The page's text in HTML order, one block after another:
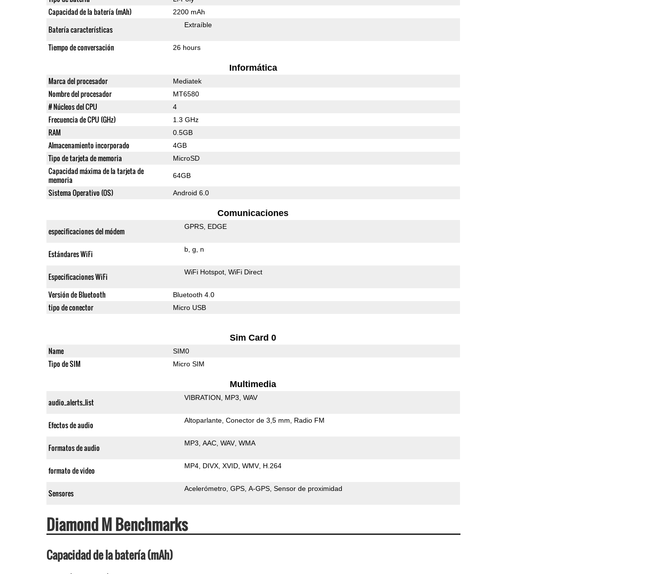
Capacidad de la batería (mAh) 2200 mAh
Batería características Extraíble
Tiempo de conversación 26 hours
Informática
Marca del procesador Mediatek
Nombre del procesador MT6580
# Núcleos del CPU 4
Frecuencia de CPU (GHz) 1.3 GHz
RAM 0.5GB
Almacenamiento incorporado 4GB
Tipo de tarjeta de memoria MicroSD
Capacidad máxima de la tarjeta de
memoria
64GB
Sistema Operativo (OS) Android 6.0
Comunicaciones
especificaciones del módem GPRS EDGE
Estándares WiFi b g n
Especificaciones WiFi WiFi Hotspot WiFi Direct
Versión de Bluetooth Bluetooth 4.0
tipo de conector Micro USB
Sim Card 0
Name SIM0
Tipo de SIM Micro SIM
Multimedia
audio_alerts_list VIBRATION MP3 WAV
Efectos de audio Altoparlante Conector de 3,5 mm Radio FM
Formatos de audio MP3 AAC WAV WMA
formato de video MP4 DIVX XVID WMV H.264
Sensores Acelerómetro GPS A-GPS Sensor de proximidad
Diamond M Benchmarks
Capacidad de la batería (mAh)